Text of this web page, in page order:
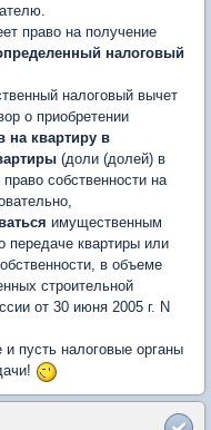
право на получение
налоговый
налоговый вычет
о приобретении
на квартиру в
(доли (долей) в
собственности на
имущественным
передаче квартиры или
в объеме
строительной
от 30 июня 2005 г. N
пусть налоговые органы